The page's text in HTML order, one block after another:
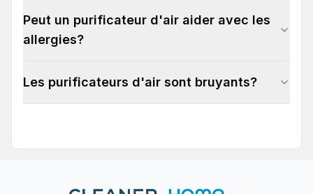
Peut un purificateur d'air aider avec les
allergies?
Les purificateurs d'air sont bruyants?